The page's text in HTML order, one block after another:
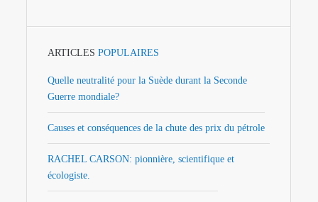
ARTICLES POPULAIRES
Quelle neutralité pour la Suède durant la Seconde
Guerre mondiale?
Causes et conséquences de la chute des prix du pétrole
RACHEL CARSON: pionnière, scientifique et
écologiste.